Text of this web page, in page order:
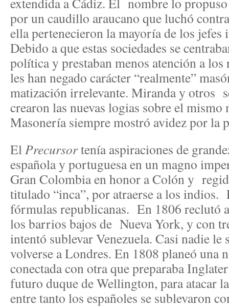
por un caudillo araucano que luchó
ella pertenecieron la mayoría de los
Debido a que estas sociedades se
política y prestaban menos atención a
les han negado carácter “realmente”
matización irrelevante. Miranda y otros
crearon las nuevas logias sobre el mismo
Masonería siempre mostró avidez por la
ElPrecursortenía aspiraciones de
española y portuguesa en un magno
Gran Colombia en honor a Colón y
titulado “inca”, por atraerse a los indios.
fórmulas republicanas. En 1806 reclutó
los barrios bajos de Nueva York, y con
intentó sublevar Venezuela. Casi nadie
volverse a Londres. En 1808 planeó una
conectada con otra que preparaba
futuro duque de Wellington, para atacar
entre tanto los españoles se sublevaron